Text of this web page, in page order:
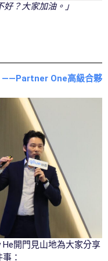
好？大家加油。」
——Partner One高級合夥
He開門見山地為大家分享
：